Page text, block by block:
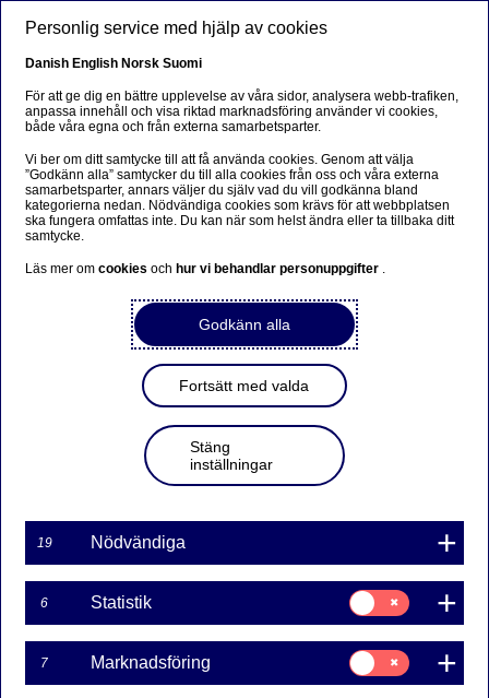
Cookies - Adobe Analytics
Hem Villkor för webbplatsen Cookies
Cookies - Adobe
Analytics
1. Nordea använder Adobe Analytics (ägs av Adobe
Inc.) för att analysera användarbeteende och trafik på
Nordeas egna webbsidor och mobilappar. Läs mer om
Adobe Analyticshär.
2. Nordea har fullständig kontroll över Adobe Analytics,
och endast Nordea har tillgång till uppgifterna. Nordea
och Adobe har ett avtal om behandling av uppgifter, och
kontrakt som säkerställer att Adobe följer Nordeas höga
säkerhetsstandard.
3. Besökare på våra webbplatser som har en relation
med Nordea kan få en personanpassad version av
såsom åldersgrupp eller köpta produkter från Nordea
liksom på uppgifter som samlats in på webbplatsen.
Dessa uppgifter tillsammans avgör vilket innehåll som
lyfts fram.
4 Cookies från Adobe Analytics sparas på besökarnas
enheter när de kommer till en Nordeasida där Adobe
Analytics finns.
Personlig service med hjälp av cookies
Danish English Norsk Suomi
För att ge dig en bättre upplevelse av våra sidor, analysera webb-trafiken,
anpassa innehåll och visa riktad marknadsföring använder vi cookies,
både våra egna och från externa samarbetsparter.
Vi ber om ditt samtycke till att få använda cookies. Genom att välja
”Godkänn alla” samtycker du till alla cookies från oss och våra externa
samarbetsparter, annars väljer du själv vad du vill godkänna bland
kategorierna nedan. Nödvändiga cookies som krävs för att webbplatsen
ska fungera omfattas inte. Du kan när som helst ändra eller ta tillbaka ditt
samtycke.
Läs mer omcookiesoch hur vi behandlar personuppgifter .
Godkänn alla
Fortsätt med valda
Stäng
inställningar
19 Nödvändiga
6 Statistik
Samtycke
för:
Statistik
7 Marknadsföring
Samtycke
för:
Marknadsföring